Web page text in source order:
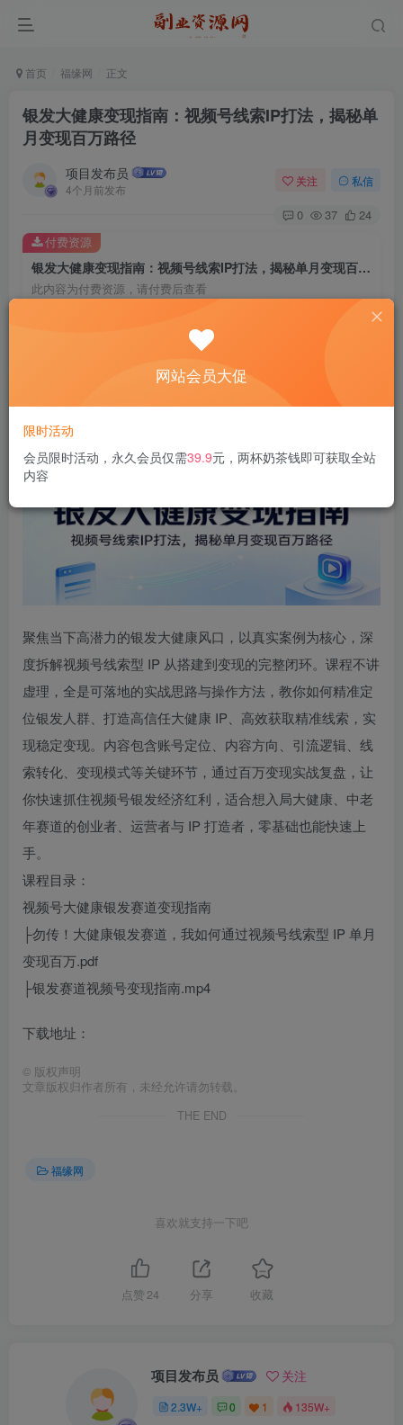
首页 福缘网 正文
银发大健康变现指南：视频号线索IP打法，揭秘单
月变现百万路径
项目发布员
4个月前发布
关注 私信
0 37 24
银发大健康变现指南：视频号线索IP打法，揭秘单月变现百万路径
此内容为付费资源，请付费后查看
￥4
付费资源
聚焦当下高潜力的银发大健康风口，以真实案例为核心，深
度拆解视频号线索型 IP 从搭建到变现的完整闭环。课程不讲
虚理，全是可落地的实战思路与操作方法，教你如何精准定
位银发人群、打造高信任大健康 IP、高效获取精准线索，实
现稳定变现。内容包含账号定位、内容方向、引流逻辑、线
索转化、变现模式等关键环节，通过百万变现实战复盘，让
你快速抓住视频号银发经济红利，适合想入局大健康、中老
年赛道的创业者、运营者与 IP 打造者，零基础也能快速上
手。
课程目录：
视频号大健康银发赛道变现指南
├勿传！大健康银发赛道，我如何通过视频号线索型 IP 单月
变现百万.pdf
├银发赛道视频号变现指南.mp4
下载地址：
© 版权声明
文章版权归作者所有，未经允许请勿转载。
THE END
福缘网
喜欢就支持一下吧
点赞 24 分享 收藏
项目发布员 关注
2.3W+ 0 1 135W+
网站会员大促
限时活动
会员限时活动，永久会员仅需39.9元，两杯奶茶钱即可获取全站
内容